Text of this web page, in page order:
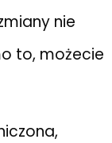
nie
to, możecie